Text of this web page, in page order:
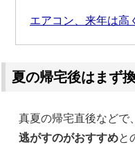
エアコン、来年は高
夏の帰宅後はまず
真夏の帰宅直後などで
逃がすのがおすすめと